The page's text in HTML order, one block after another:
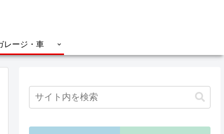
レージ・車